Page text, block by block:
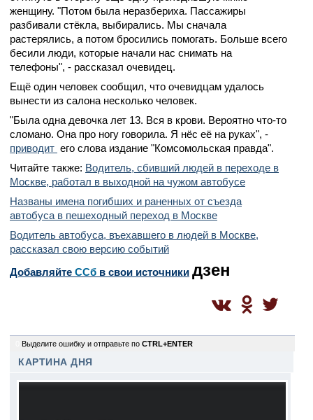
женщину. "Потом была неразбериха. Пассажиры
разбивали стёкла, выбирались. Мы сначала
растерялись, а потом бросились помогать. Больше всего
бесили люди, которые начали нас снимать на
телефоны", - рассказал очевидец.
Ещё один человек сообщил, что очевидцам удалось
вынести из салона несколько человек.
"Была одна девочка лет 13. Вся в крови. Вероятно что-то
сломано. Она про ногу говорила. Я нёс её на руках", -
приводит его слова издание "Комсомольская правда".
Читайте также: Водитель, сбивший людей в переходе в
Москве, работал в выходной на чужом автобусе
Названы имена погибших и раненных от съезда
автобуса в пешеходный переход в Москве
Водитель автобуса, въехавшего в людей в Москве,
рассказал свою версию событий
Добавляйте CСб в свои источники дзен
Выделите ошибку и отправьте по CTRL+ENTER
КАРТИНА ДНЯ